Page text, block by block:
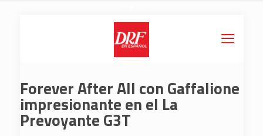
Forever After All con Gaffalione
impresionante en el La
Prevoyante G3T